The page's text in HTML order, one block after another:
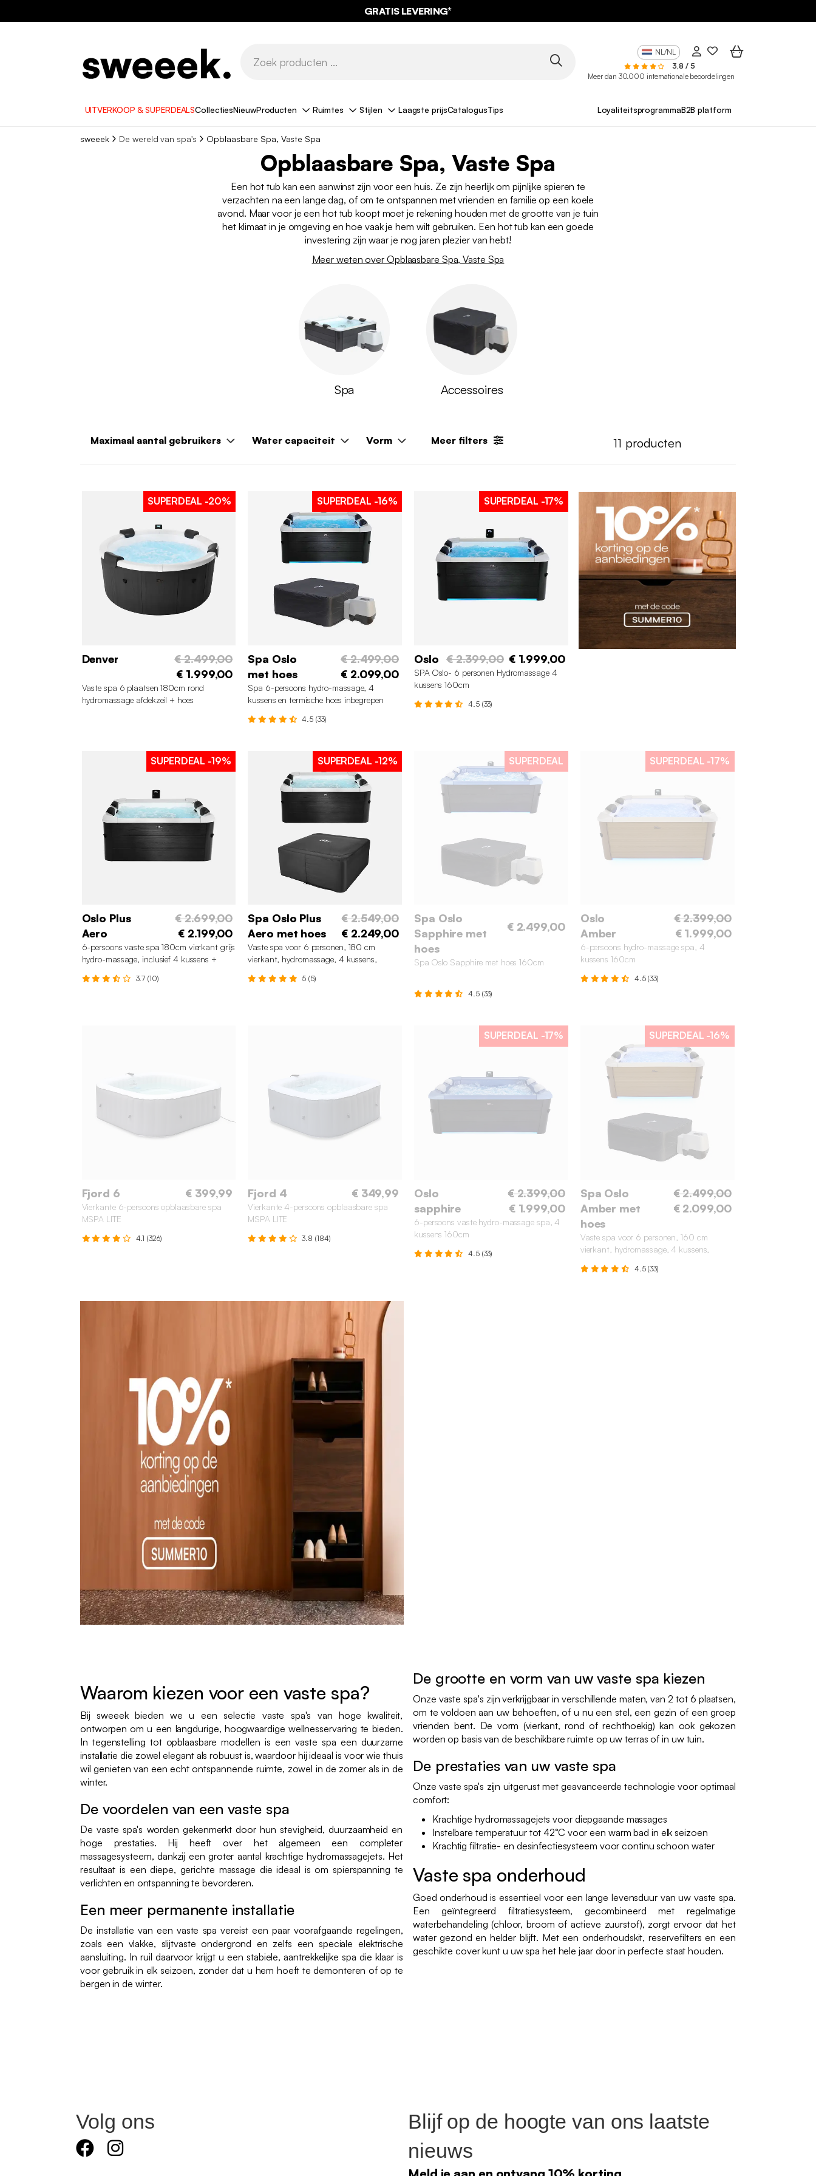
GRATIS LEVERING*
NL/NL
3,8 / 5
Meer dan 30.000 internationale beoordelingen
UITVERKOOP & SUPERDEALSCollectiesNieuwProducten Ruimtes Stijlen Laagste prijsCatalogusTips LoyaliteitsprogrammaB2B platform
sweeek De wereld van spa's Opblaasbare Spa, Vaste Spa
Opblaasbare Spa, Vaste Spa
Een hot tub kan een aanwinst zijn voor een huis. Ze zijn heerlijk om pijnlijke spieren te
verzachten na een lange dag, of om te ontspannen met vrienden en familie op een koele
avond. Maar voor je een hot tub koopt moet je rekening houden met de grootte van je tuin
het klimaat in je omgeving en hoe vaak je hem wilt gebruiken. Een hot tub kan een goede
investering zijn waar je nog jaren plezier van hebt!
Meer weten over Opblaasbare Spa, Vaste Spa
Spa Accessoires
Maximaal aantal gebruikers Water capaciteit Vorm Meer filters 11 producten
SUPERDEAL -20%
Denver
€ 2.499,00
€ 1.999,00
Vaste spa 6 plaatsen 180cm rond
hydromassage afdekzeil + hoes
SUPERDEAL -16%
Spa Oslo
met hoes
€ 2.499,00
€ 2.099,00
Spa 6-persoons hydro-massage, 4
kussens en termische hoes inbegrepen
4.5 (33)
SUPERDEAL -17%
Oslo € 2.399,00 € 1.999,00
SPA Oslo- 6 personen Hydromassage 4
kussens 160cm
4.5 (33)
SUPERDEAL -19%
Oslo Plus
Aero
€ 2.699,00
€ 2.199,00
6-persoons vaste spa 180cm vierkant grijs
hydro-massage, inclusief 4 kussens +
3.7 (10)
SUPERDEAL -12%
Spa Oslo Plus
Aero met hoes
€ 2.549,00
€ 2.249,00
Vaste spa voor 6 personen, 180 cm
vierkant, hydromassage, 4 kussens,
5 (5)
SUPERDEAL
Spa Oslo
Sapphire met
hoes
€ 2.499,00
Spa Oslo Sapphire met hoes 160cm
4.5 (33)
SUPERDEAL -17%
Oslo
Amber
€ 2.399,00
€ 1.999,00
6-persoons hydro-massage spa, 4
kussens 160cm
4.5 (33)
Fjord 6 € 399,99
Vierkante 6-persoons opblaasbare spa
MSPA LITE
4.1 (326)
Fjord 4 € 349,99
Vierkante 4-persoons opblaasbare spa
MSPA LITE
3.8 (184)
SUPERDEAL -17%
Oslo
sapphire
€ 2.399,00
€ 1.999,00
6-persoons vaste hydro-massage spa, 4
kussens 160cm
4.5 (33)
SUPERDEAL -16%
Spa Oslo
Amber met
hoes
€ 2.499,00
€ 2.099,00
Vaste spa voor 6 personen, 160 cm
vierkant, hydromassage, 4 kussens,
4.5 (33)
Waarom kiezen voor een vaste spa?
Bij sweeek bieden we u een selectie vaste spa's van hoge kwaliteit,
ontworpen om u een langdurige, hoogwaardige wellnesservaring te bieden.
In tegenstelling tot opblaasbare modellen is een vaste spa een duurzame
installatie die zowel elegant als robuust is, waardoor hij ideaal is voor wie thuis
wil genieten van een echt ontspannende ruimte, zowel in de zomer als in de
winter.
De voordelen van een vaste spa
De vaste spa's worden gekenmerkt door hun stevigheid, duurzaamheid en
hoge prestaties. Hij heeft over het algemeen een completer
massagesysteem, dankzij een groter aantal krachtige hydromassagejets. Het
resultaat is een diepe, gerichte massage die ideaal is om spierspanning te
verlichten en ontspanning te bevorderen.
Een meer permanente installatie
De installatie van een vaste spa vereist een paar voorafgaande regelingen,
zoals een vlakke, slijtvaste ondergrond en zelfs een speciale elektrische
aansluiting. In ruil daarvoor krijgt u een stabiele, aantrekkelijke spa die klaar is
voor gebruik in elk seizoen, zonder dat u hem hoeft te demonteren of op te
bergen in de winter.
De grootte en vorm van uw vaste spa kiezen
Onze vaste spa's zijn verkrijgbaar in verschillende maten, van 2 tot 6 plaatsen,
om te voldoen aan uw behoeften, of u nu een stel, een gezin of een groep
vrienden bent. De vorm (vierkant, rond of rechthoekig) kan ook gekozen
worden op basis van de beschikbare ruimte op uw terras of in uw tuin.
De prestaties van uw vaste spa
Onze vaste spa's zijn uitgerust met geavanceerde technologie voor optimaal
comfort:
Krachtige hydromassagejets voor diepgaande massages
Instelbare temperatuur tot 42°C voor een warm bad in elk seizoen
Krachtig filtratie- en desinfectiesysteem voor continu schoon water
Vaste spa onderhoud
Goed onderhoud is essentieel voor een lange levensduur van uw vaste spa.
Een geïntegreerd filtratiesysteem, gecombineerd met regelmatige
waterbehandeling (chloor, broom of actieve zuurstof), zorgt ervoor dat het
water gezond en helder blijft. Met een onderhoudskit, reservefilters en een
geschikte cover kunt u uw spa het hele jaar door in perfecte staat houden.
Volg ons
Blijf op de hoogte van ons laatste
nieuws